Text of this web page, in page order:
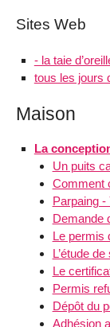
Sites Web
- la taie
tous les jours
Maison
La
Un puits
Comment
Parpaing -
Demande
Le permis
L’étude de
Le
Permis
Dépôt du
Adhésion